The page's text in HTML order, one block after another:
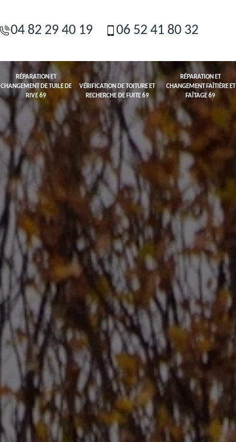
04 82 29 40 19 06 52 41 80 32
RÉPARATION ET
CHANGEMENT DE TUILE DE
RIVE 69
VÉRIFICATION DE TOITURE ET
RECHERCHE DE FUITE 69
RÉPARATION ET
CHANGEMENT FAÎTIÈRE ET
FAÎTAGE 69